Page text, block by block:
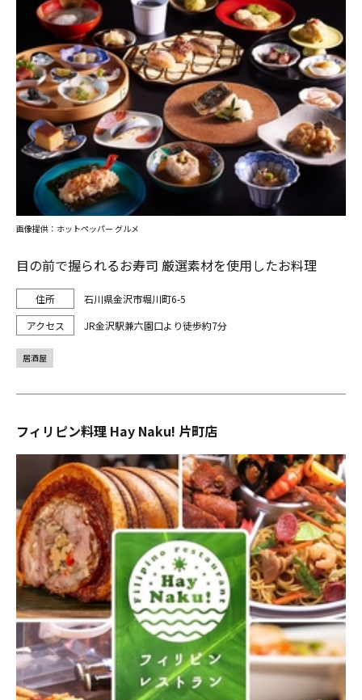
目の前で握られるお寿司 厳選素材を使用したお料理
石川県金沢市堀川町6-5
JR金沢駅兼六園口より徒歩約7分
画像提供：ホットペッパー グルメ
居酒屋
フィリピン料理 Hay Naku! 片町店